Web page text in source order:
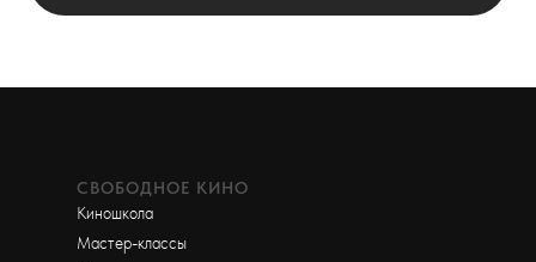
СВОБОДНОЕ КИНО
Киношкола
Мастер-классы